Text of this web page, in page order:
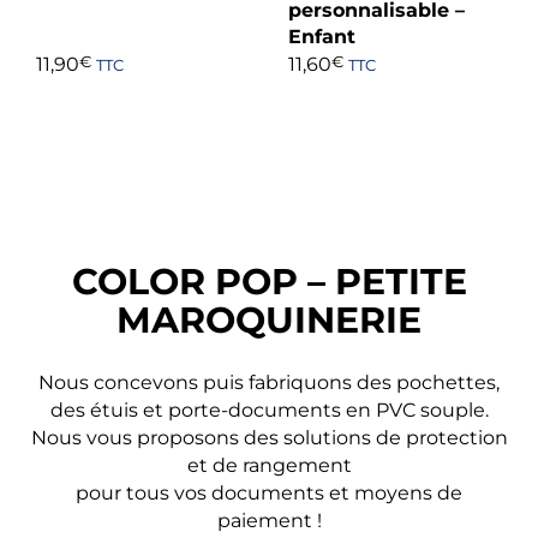
11,90€ TTC
personnalisable –
Enfant
11,60€ TTC
COLOR POP – PETITE
MAROQUINERIE
Nous concevons puis fabriquons des pochettes,
des étuis et porte-documents en PVC souple.
Nous vous proposons des solutions de protection
et de rangement
pour tous vos documents et moyens de
paiement !